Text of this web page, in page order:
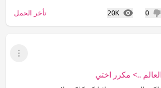
إعجاب
0
20K
المشاهدات تأخر الحمل
عرض
..> مكرر اختي